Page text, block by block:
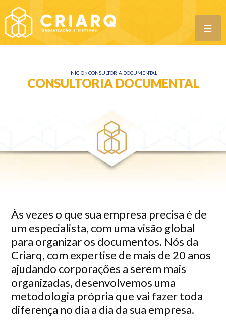
☰
INÍCIO»CONSULTORIA DOCUMENTAL
CONSULTORIA DOCUMENTAL
Às vezes o que sua empresa precisa é de
um especialista, com uma visão global
para organizar os documentos. Nós da
Criarq, com expertise de mais de 20 anos
ajudando corporações a serem mais
organizadas, desenvolvemos uma
metodologia própria que vai fazer toda
diferença no dia a dia da sua empresa.